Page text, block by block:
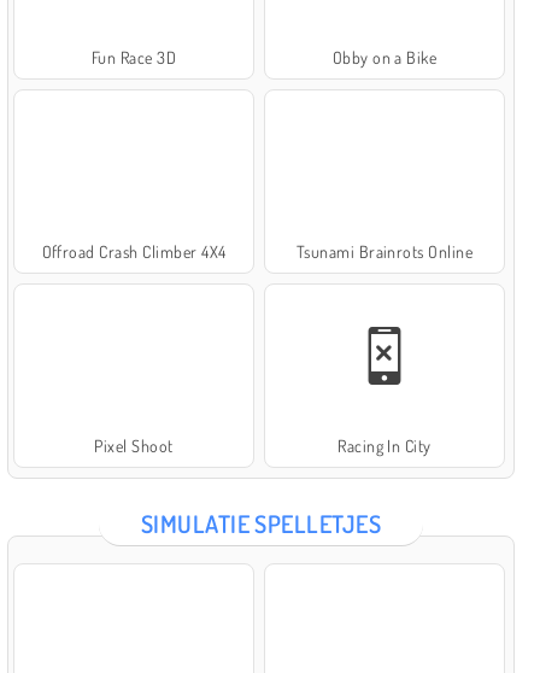
Fun Race 3D Obby on a Bike
Offroad Crash Climber 4X4 Tsunami Brainrots Online
Pixel Shoot Racing In City
SIMULATIE SPELLETJES